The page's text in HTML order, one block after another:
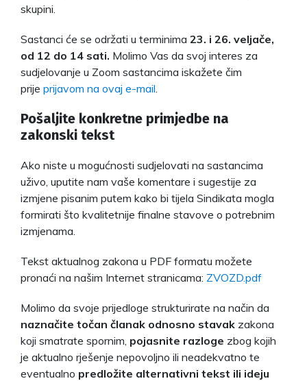
skupini.
Sastanci će se održati u terminima 23. i 26. veljače,
od 12 do 14 sati. Molimo Vas da svoj interes za
sudjelovanje u Zoom sastancima iskažete čim
prije prijavom na ovaj e-mail
Pošaljite konkretne primjedbe na
zakonski tekst
Ako niste u mogućnosti sudjelovati na sastancima
uživo, uputite nam vaše komentare i sugestije za
izmjene pisanim putem kako bi tijela Sindikata mogla
formirati što kvalitetnije finalne stavove o potrebnim
izmjenama.
Tekst aktualnog zakona u PDF formatu možete
pronaći na našim Internet stranicama: ZVOZD.pdf
Molimo da svoje prijedloge strukturirate na način da
naznačite točan članak odnosno stavak zakona
koji smatrate spornim, pojasnite razloge zbog kojih
je aktualno rješenje nepovoljno ili neadekvatno te
eventualno predložite alternativni tekst ili ideju